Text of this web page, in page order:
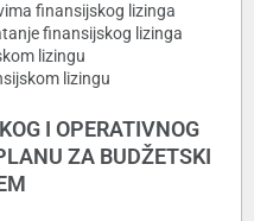
finansijskog lizinga
finansijskog lizinga
lizingu
lizingu
I OPERATIVNOG
ZA BUDŽETSKI